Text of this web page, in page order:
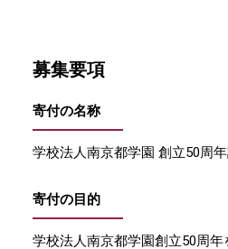
募集要項
寄付の名称
学校法人南京都学園 創立50周
寄付の目的
学校法人南京都学園創立50周